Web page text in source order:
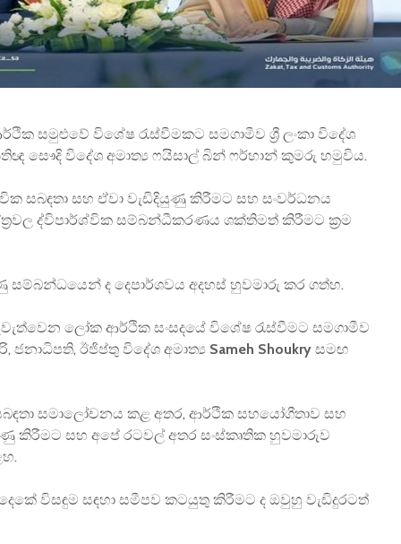
සමුළුවේ විශේෂ රැස්වීමකට සමගාමීව ශ්‍රී ලංකා විදේශ
සෞදි විදේශ අමාත්‍ය ෆයිසාල් බින් ෆර්හාන් කුමරු හමුවිය.
සබඳතා සහ ඒවා වැඩිදියුණු කිරීමට සහ සංවර්ධනය
ද්විපාර්ශ්වික සම්බන්ධීකරණය ශක්තිමත් කිරීමට ක්‍රම
ද දෙපාර්ශවය අදහස් හුවමාරු කර ගත්හ.
ලෝක ආර්ථික සංසදයේ විශේෂ රැස්වීමට සමගාමීව
ජනාධිපති, ඊජිප්තු විදේශ අමාත්‍ය Sameh Shoukry සමඟ
සමාලෝචනය කළ අතර, ආර්ථික සහයෝගීතාව සහ
කිරීමට සහ අපේ රටවල් අතර සංස්කෘතික හුවමාරුව
විසඳුම සඳහා සමීපව කටයුතු කිරීමට ද ඔවුහු වැඩිදුරටත්
මැක්බුක්